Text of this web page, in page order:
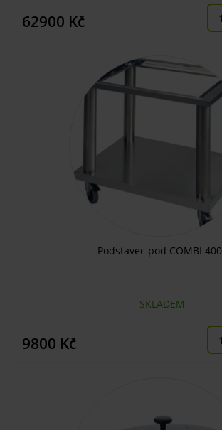
62900 Kč
Podstavec pod COMBI 400
SKLADEM
9800 Kč